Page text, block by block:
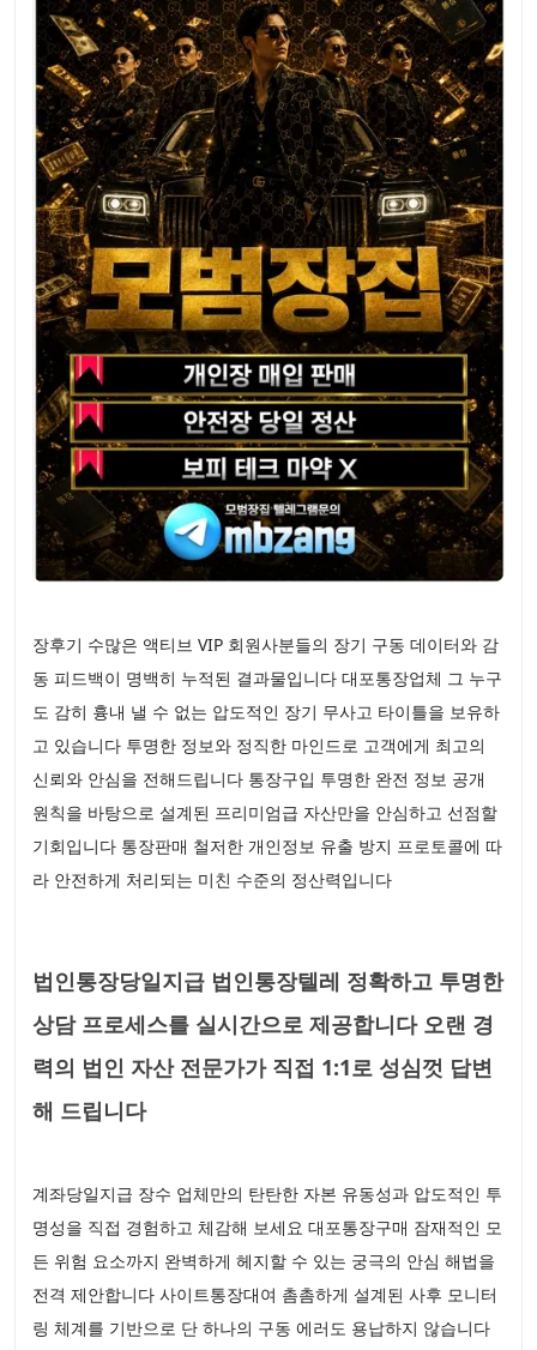
장후기 수많은 액티브 VIP 회원사분들의 장기 구동 데이터와 감
동 피드백이 명백히 누적된 결과물입니다 대포통장업체 그 누구
도 감히 흉내 낼 수 없는 압도적인 장기 무사고 타이틀을 보유하
고 있습니다 투명한 정보와 정직한 마인드로 고객에게 최고의
신뢰와 안심을 전해드립니다 통장구입 투명한 완전 정보 공개
원칙을 바탕으로 설계된 프리미엄급 자산만을 안심하고 선점할
기회입니다 통장판매 철저한 개인정보 유출 방지 프로토콜에 따
라 안전하게 처리되는 미친 수준의 정산력입니다
법인통장당일지급 법인통장텔레 정확하고 투명한
상담 프로세스를 실시간으로 제공합니다 오랜 경
력의 법인 자산 전문가가 직접 1:1로 성심껏 답변
해 드립니다
계좌당일지급 장수 업체만의 탄탄한 자본 유동성과 압도적인 투
명성을 직접 경험하고 체감해 보세요 대포통장구매 잠재적인 모
든 위험 요소까지 완벽하게 헤지할 수 있는 궁극의 안심 해법을
전격 제안합니다 사이트통장대여 촘촘하게 설계된 사후 모니터
링 체계를 기반으로 단 하나의 구동 에러도 용납하지 않습니다